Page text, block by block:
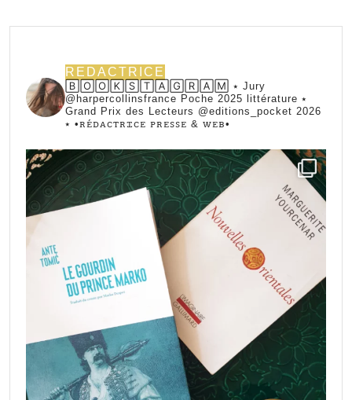
REDACTRICE
🄱🄾🄾🄺🅂🅃🄰🄶🅁🄰🄼 ⭑ Jury
@harpercollinsfrance Poche 2025 littérature ⭑
Grand Prix des Lecteurs @editions_pocket 2026
⭑ •ꭱꭼ́ꭰꭺꮯꭲꭱꮖꮯꭼ ꮲꭱꭼꮪꮪꭼ & ꮃꭼᏼ•